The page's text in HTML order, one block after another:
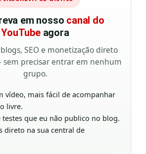
em nosso canal do
YouTubeagora
SEO e monetização direto
precisar entrar em nenhum
grupo.
vídeo, mais fácil de acompanhar
livre.
testes que eu não publico no blog.
direto na sua central de